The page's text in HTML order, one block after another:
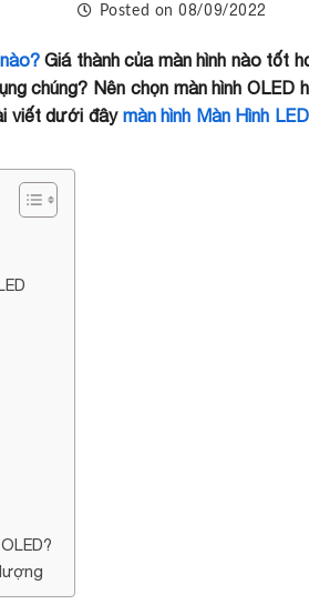
Posted on08/09/2022
Giá thành của màn hình nào tốt
chúng? Nên chọn màn hình
viết dưới đây màn hình Màn Hình